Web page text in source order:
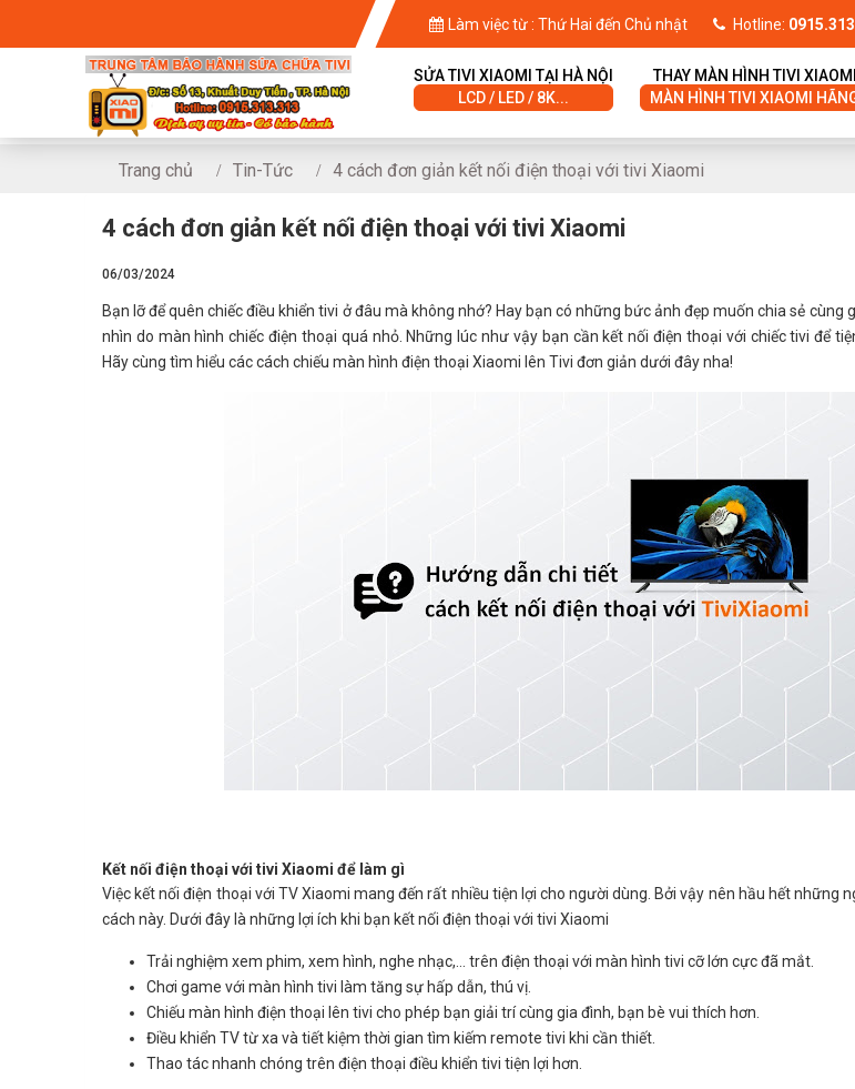
Làm việc từ : Thứ Hai đến Chủ nhật Hotline:
SỬA TIVI XIAOMI TẠI HÀ NỘI
LCD / LED / 8K...
THAY MÀN HÌNH TIVI XIAOMI
MÀN HÌNH TIVI XIAOMI
Trang chủ Tin-Tức 4 cách đơn giản kết nối điện thoại với tivi Xiaomi
4 cách đơn giản kết nối điện thoại với tivi Xiaomi
06/03/2024
Bạn lỡ để quên chiếc điều khiển tivi ở đâu mà không nhớ? Hay bạn có những bức ảnh đẹp muốn chia sẻ cùng
nhìn do màn hình chiếc điện thoại quá nhỏ. Những lúc như vậy bạn cần kết nối điện thoại với chiếc tivi để
Hãy cùng tìm hiểu các cách chiếu màn hình điện thoại Xiaomi lên Tivi đơn giản dưới đây nha!
Kết nối điện thoại với tivi Xiaomi để làm gì
Việc kết nối điện thoại với TV Xiaomi mang đến rất nhiều tiện lợi cho người dùng. Bởi vậy nên hầu hết những
cách này. Dưới đây là những lợi ích khi bạn kết nối điện thoại với tivi Xiaomi
Trải nghiệm xem phim, xem hình, nghe nhạc,… trên điện thoại với màn hình tivi cỡ lớn cực đã mắt.
Chơi game với màn hình tivi làm tăng sự hấp dẫn, thú vị.
Chiếu màn hình điện thoại lên tivi cho phép bạn giải trí cùng gia đình, bạn bè vui thích hơn.
Điều khiển TV từ xa và tiết kiệm thời gian tìm kiếm remote tivi khi cần thiết.
Thao tác nhanh chóng trên điện thoại điều khiển tivi tiện lợi hơn.